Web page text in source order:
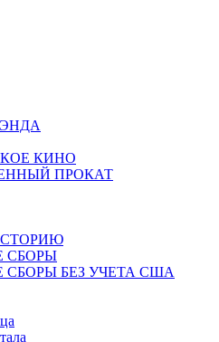
КИНО
ПРОКАТ
СБОРЫ
БЕЗ УЧЕТА США